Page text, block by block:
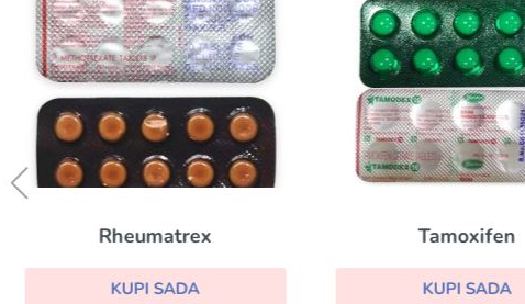
Rheumatrex
KUPI SADA
Tamoxifen
KUPI SADA